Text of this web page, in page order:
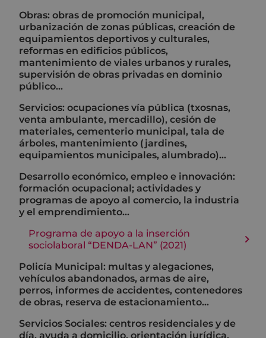
Obras: obras de promoción municipal,
urbanización de zonas públicas, creación de
equipamientos deportivos y culturales,
reformas en edificios públicos,
mantenimiento de viales urbanos y rurales,
supervisión de obras privadas en dominio
público...
Servicios: ocupaciones vía pública (txosnas,
venta ambulante, mercadillo), cesión de
materiales, cementerio municipal, tala de
árboles, mantenimiento (jardines,
equipamientos municipales, alumbrado)...
Desarrollo económico, empleo e innovación:
formación ocupacional; actividades y
programas de apoyo al comercio, la industria
y el emprendimiento...
Programa de apoyo a la inserción
sociolaboral “DENDA-LAN” (2021)
Policía Municipal: multas y alegaciones,
vehículos abandonados, armas de aire,
perros, informes de accidentes, contenedores
de obras, reserva de estacionamiento...
Servicios Sociales: centros residenciales y de
día, ayuda a domicilio, orientación jurídica,